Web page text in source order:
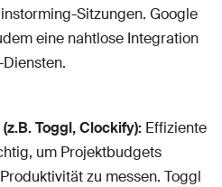
Sitzungen. Google
eine nahtlose Integration
Toggl, Clockify): Effiziente
um Projektbudgets
zu messen. Toggl